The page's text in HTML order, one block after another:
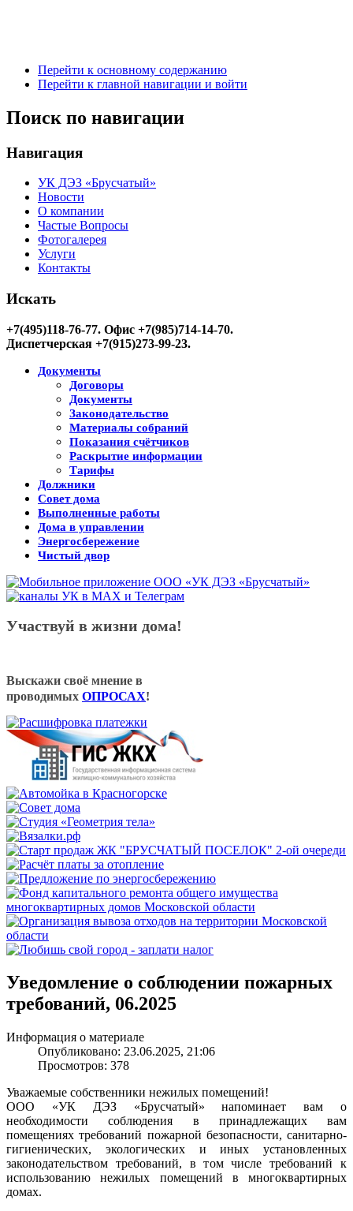
Перейти к основному содержанию
Перейти к главной навигации и войти
Поиск по навигации
Навигация
УК ДЭЗ «Брусчатый»
Новости
О компании
Частые Вопросы
Фотогалерея
Услуги
Контакты
Искать
+7(495)118-76-77. Офис +7(985)714-14-70.
Диспетчерская +7(915)273-99-23.
Документы
Договоры
Документы
Законодательство
Материалы собраний
Показания счётчиков
Раскрытие информации
Тарифы
Должники
Совет дома
Выполненные работы
Дома в управлении
Энергосбережение
Чистый двор
Участвуй в жизни дома!
Выскажи своё мнение в
проводимых ОПРОСАХ!
Уведомление о соблюдении пожарных
требований, 06.2025
Информация о материале
Опубликовано: 23.06.2025, 21:06
Просмотров: 378
Уважаемые собственники нежилых помещений!
ООО «УК ДЭЗ «Брусчатый» напоминает вам о
необходимости соблюдения в принадлежащих вам
помещениях требований пожарной безопасности, санитарно-
гигиенических, экологических и иных установленных
законодательством требований, в том числе требований к
использованию нежилых помещений в многоквартирных
домах.